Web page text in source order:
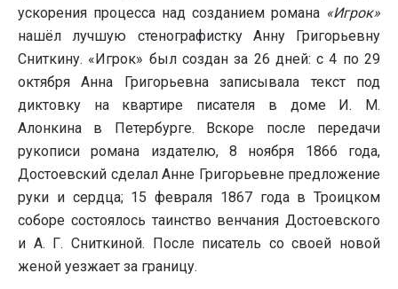
ускорения процесса над созданием романа «Игрок»
нашёл лучшую стенографистку Анну Григорьевну
Сниткину. «Игрок» был создан за 26 дней: с 4 по 29
октября Анна Григорьевна записывала текст под
диктовку на квартире писателя в доме И. М.
Алонкина в Петербурге. Вскоре после передачи
рукописи романа издателю, 8 ноября 1866 года,
Достоевский сделал Анне Григорьевне предложение
руки и сердца; 15 февраля 1867 года в Троицком
соборе состоялось таинство венчания Достоевского
и А. Г. Сниткиной. После писатель со своей новой
женой уезжает за границу.